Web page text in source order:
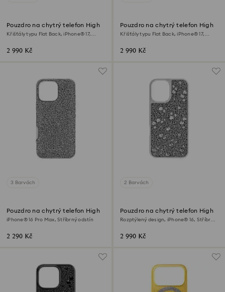
Pouzdro na chytrý telefon High
Křišťály typu Flat Back, iPhone® 17,
2 990 Kč
Pouzdro na chytrý telefon High
Křišťály typu Flat Back, iPhone® 17,
2 990 Kč
3 Barvách
Pouzdro na chytrý telefon High
iPhone® 16 Pro Max, Stříbrný odstín
2 290 Kč
2 Barvách
Pouzdro na chytrý telefon High
Rozptýlený design, iPhone® 16, Stříbrný
2 990 Kč